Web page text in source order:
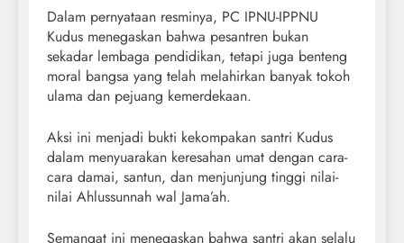
Dalam pernyataan resminya, PC IPNU-IPPNU
Kudus menegaskan bahwa pesantren bukan
sekadar lembaga pendidikan, tetapi juga benteng
moral bangsa yang telah melahirkan banyak tokoh
ulama dan pejuang kemerdekaan.
Aksi ini menjadi bukti kekompakan santri Kudus
dalam menyuarakan keresahan umat dengan cara-
cara damai, santun, dan menjunjung tinggi nilai-
nilai Ahlussunnah wal Jama’ah.
Semangat ini menegaskan bahwa santri akan selalu